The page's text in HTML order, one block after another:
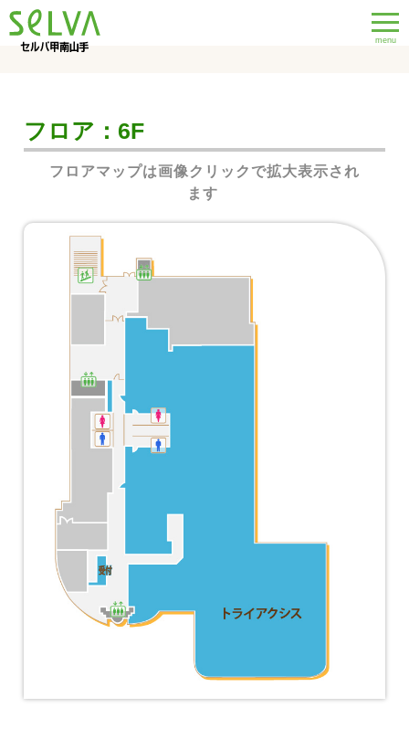
menu
フロア：6F
フロアマップは画像クリックで拡大表示され
ます